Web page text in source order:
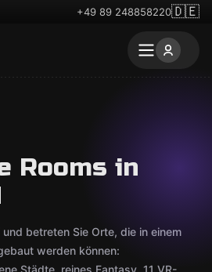
+49 89 248858220🇩🇪
Rooms in
betreten Sie Orte, die in einem
werden können:
Städte, reines Fantasy. 11 VR-